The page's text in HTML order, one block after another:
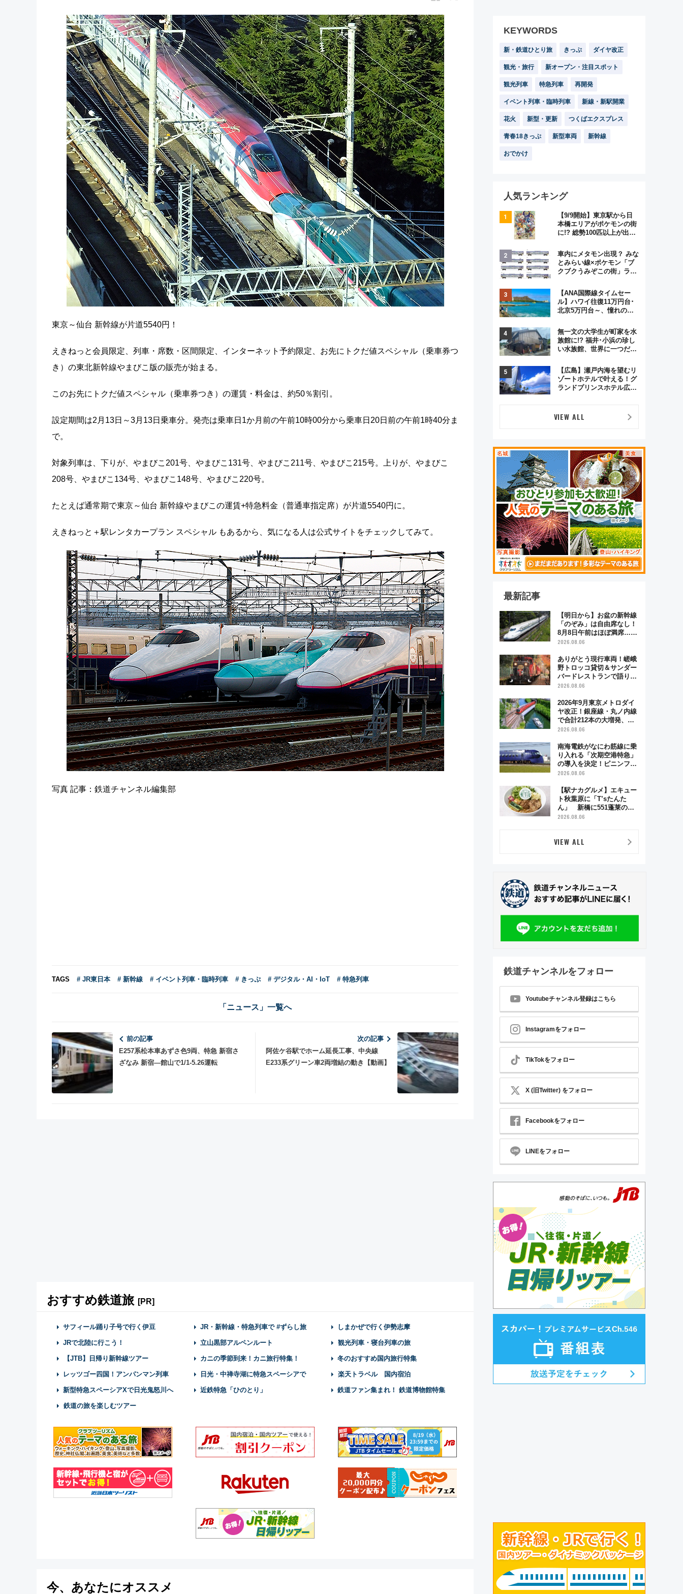
東京～仙台 新幹線が片道5540円！
えきねっと会員限定、列車・席数・区間限定、インターネット予約限定、お先にトクだ値スペシャル（乗車券つ
き）の東北新幹線やまびこ版の販売が始まる。
このお先にトクだ値スペシャル（乗車券つき）の運賃・料金は、約50％割引。
設定期間は2月13日～3月13日乗車分。発売は乗車日1か月前の午前10時00分から乗車日20日前の午前1時40分ま
で。
対象列車は、下りが、やまびこ201号、やまびこ131号、やまびこ211号、やまびこ215号。上りが、やまびこ
208号、やまびこ134号、やまびこ148号、やまびこ220号。
たとえば通常期で東京～仙台 新幹線やまびこの運賃+特急料金（普通車指定席）が片道5540円に。
えきねっと＋駅レンタカープラン スペシャル もあるから、気になる人は公式サイトをチェックしてみて。
写真 記事：鉄道チャンネル編集部
TAGS # JR東日本 # 新幹線 # イベント列車・臨時列車 # きっぷ # デジタル・AI・IoT # 特急列車
「ニュース」一覧へ
前の記事
E257系松本車あずさ色9両、特急 新宿さ
ざなみ 新宿―館山で1/1-5.26運転
次の記事
阿佐ケ谷駅でホーム延長工事、中央線
E233系グリーン車2両増結の動き【動画】
おすすめ鉄道旅 [PR]
サフィール踊り子号で行く伊豆 JR・新幹線・特急列車で #ずらし旅 しまかぜで行く伊勢志摩
JRで北陸に行こう！ 立山黒部アルペンルート 観光列車・寝台列車の旅
【JTB】日帰り新幹線ツアー カニの季節到来！カニ旅行特集！ 冬のおすすめ国内旅行特集
レッツゴー四国！アンパンマン列車 日光・中禅寺湖に特急スペーシアで 楽天トラベル 国内宿泊
新型特急スペーシアXで日光鬼怒川へ 近鉄特急「ひのとり」 鉄道ファン集まれ！ 鉄道博物館特集
鉄道の旅を楽しむツアー
今、あなたにオススメ
KEYWORDS
新・鉄道ひとり旅 きっぷ ダイヤ改正
観光・旅行 新オープン・注目スポット
観光列車 特急列車 再開発
イベント列車・臨時列車 新線・新駅開業
花火 新型・更新 つくばエクスプレス
青春18きっぷ 新型車両 新幹線
おでかけ
人気ランキング
【9/9開始】東京駅から日
本橋エリアがポケモンの街
に!? 総勢100匹以上が出現
格謎解き・グッズ情報まと
め
車内にメタモン出現？ みな
とみらい線×ポケモン「ブ
クブクうみぞこの街」ラッ
この夏は直通列車で横浜
へ！
【ANA国際線タイムセー
ル】ハワイ往復11万円台･
北京5万円台～、憧れのビ
GW旅行まで狙える激アツ
路線まとめ（8/10まで）
無一文の大学生が町家を水
族館に!? 福井･小浜の珍し
い水族館、世界に一つだけ
の御食国など 小浜観光レポ
第2弾
【広島】瀬戸内海を望むリ
ゾートホテルで叶える！グ
ランドプリンスホテル広島
VIEW ALL
最新記事
【明日から】お盆の新幹線
「のぞみ」は自由席なし！
8月8日午前はほぼ満席…で
も数時間ズラせば空きが見
「空席」探しのコツ
2026.08.06
ありがとう現行車両！嵯峨
野トロッコ貸切＆サンダー
バードレストランで語り合
う秋の京都 斉藤雪乃＆福
日「京都の鉄道満喫ツア
ー」開催
2026.08.06
2026年9月東京メトロダイ
ヤ改正！銀座線・丸ノ内線
で合計212本の大増発、混
雑緩和に期待
2026.08.06
南海電鉄がなにわ筋線に乗
り入れる「次期空港特急」
の導入を決定！ピニンファ
リーナによる日本初の鉄道
2026.08.06
【駅ナカグルメ】エキュー
ト秋葉原に「T’sたんた
ん」 新橋に551蓬莱の
DNAを継ぐ「東京豚饅」、
【2026年8月】
2026.08.06
VIEW ALL
鉄道チャンネルをフォロー
Youtubeチャンネル登録はこちら
Instagramをフォロー
TikTokをフォロー
X (旧Twitter) をフォロー
Facebookをフォロー
LINEをフォロー